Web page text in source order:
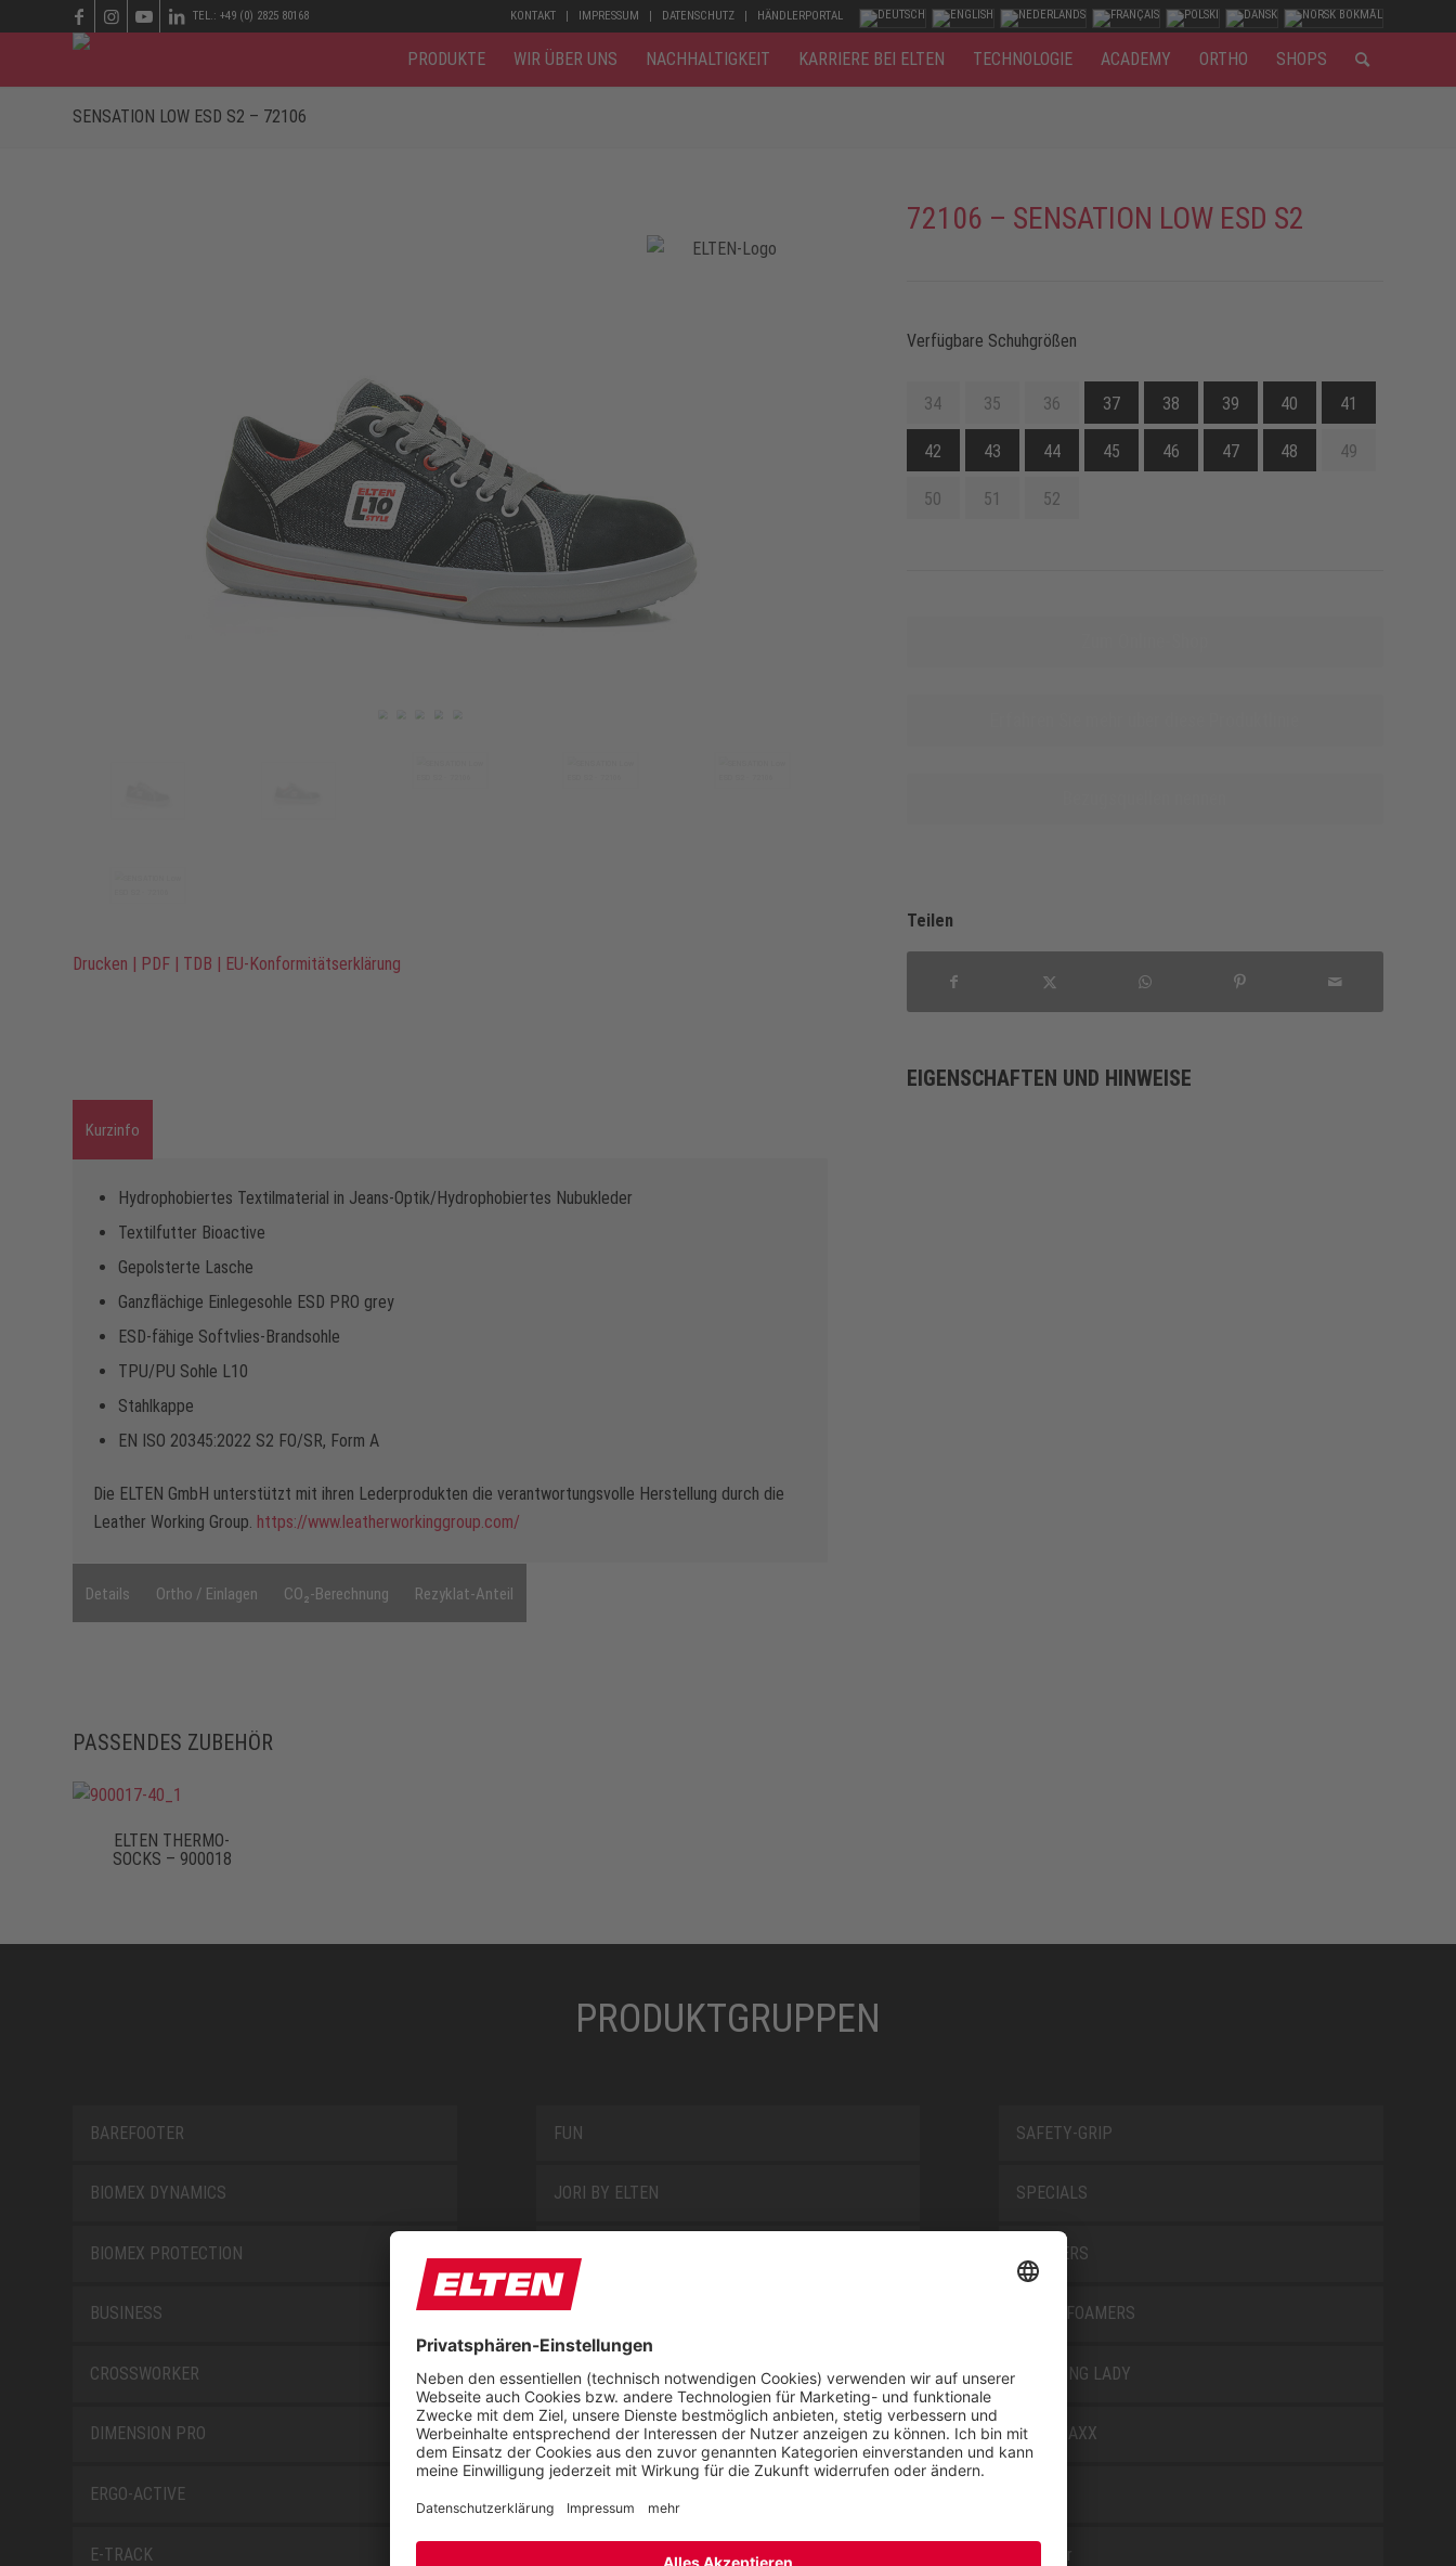
KONTAKT IMPRESSUM DATENSCHUTZ HÄNDLERPORTAL
TEL.: +49 (0) 2825 80168
PRODUKTE WIR ÜBER UNS NACHHALTIGKEIT KARRIERE BEI ELTEN TECHNOLOGIE ACADEMY ORTHO SHOPS
SENSATION LOW ESD S2 – 72106
Drucken | PDF | TDB | EU-Konformitätserklärung
72106 – SENSATION LOW ESD S2
Verfügbare Schuhgrößen
34 35 36 37 38 39 40 41
42 43 44 45 46 47 48 49
50 51 52
Teilen
Kurzinfo
Hydrophobiertes Textilmaterial in Jeans-Optik/Hydrophobiertes Nubukleder
Textilfutter Bioactive
Gepolsterte Lasche
Ganzflächige Einlegesohle ESD PRO grey
ESD-fähige Softvlies-Brandsohle
TPU/PU Sohle L10
Stahlkappe
EN ISO 20345:2022 S2 FO/SR, Form A
Die ELTEN GmbH unterstützt mit ihren Lederprodukten die verantwortungsvolle Herstellung durch die
Leather Working Group. https://www.leatherworkinggroup.com/
Details Ortho / Einlagen CO₂-Berechnung Rezyklat-Anteil
EIGENSCHAFTEN UND HINWEISE
PASSENDES ZUBEHÖR
ELTEN THERMO-
SOCKS – 900018
PRODUKTGRUPPEN
BAREFOOTER
BIOMEX DYNAMICS
BIOMEX PROTECTION
BUSINESS
CROSSWORKER
DIMENSION PRO
ERGO-ACTIVE
E-TRACK
FUN
JORI BY ELTEN
L10
LOWA WORK COLLECTION
MISS L10
SAFETY-GRIP
SPECIALS
TRAINERS
TRANSFOAMERS
TREKKING LADY
WELLMAXX
Zubehör